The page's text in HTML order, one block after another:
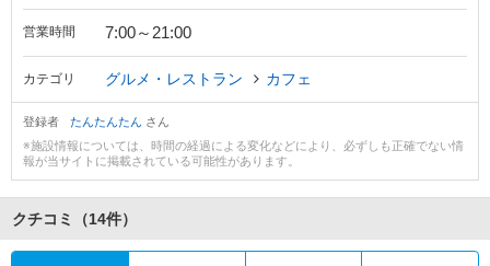
営業時間 7:00～21:00
カテゴリ グルメ・レストラン カフェ
登録者 たんたんたん さん
※施設情報については、時間の経過による変化などにより、必ずしも正確でない情
報が当サイトに掲載されている可能性があります。
クチコミ （14件）